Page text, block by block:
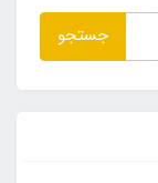
جستجو